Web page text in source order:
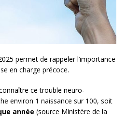
permet de rappeler l’importance
en charge précoce.
ce trouble neuro-
environ 1 naissance sur 100, soit
année (source Ministère de la